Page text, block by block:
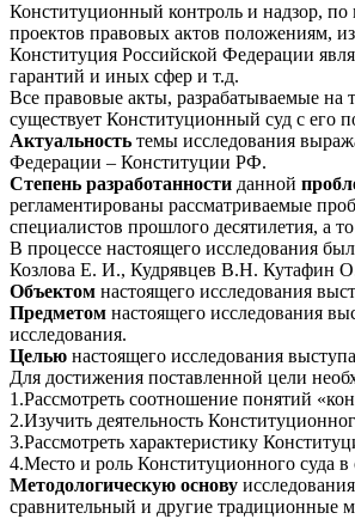
Конституционный контроль и надзор,
проектов правовых актов положениям,
Конституция Российской Федерации
гарантий и иных сфер и т.д.
Все правовые акты, разрабатываемые
существует Конституционный суд с его
Актуальность темы исследования
Федерации – Конституции РФ.
Степень разработанности данной
регламентированы рассматриваемые
специалистов прошлого десятилетия, а
В процессе настоящего исследования
Козлова Е. И., Кудрявцев В.Н. Кутафин
Объектом настоящего исследования
Предметом настоящего исследования
исследования.
Целью настоящего исследования
Для достижения поставленной цели
1.Рассмотреть соотношение понятий
2.Изучить деятельность
3.Рассмотреть характеристику
4.Место и роль Конституционного суда в
Методологическую основу
сравнительный и другие традиционные